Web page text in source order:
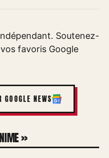
Soutenez-
favoris Google
GOOGLE NEWS
»